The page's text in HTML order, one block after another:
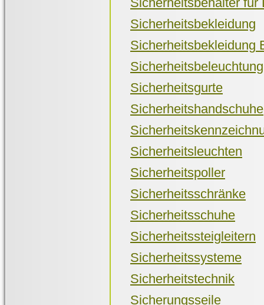
Sicherheitsbekleidung
Sicherheitsbekleidung
Sicherheitsbeleuchtung
Sicherheitsgurte
Sicherheitshandschuhe
Sicherheitsleuchten
Sicherheitspoller
Sicherheitsschränke
Sicherheitsschuhe
Sicherheitssteigleitern
Sicherheitssysteme
Sicherheitstechnik
Sicherungsseile